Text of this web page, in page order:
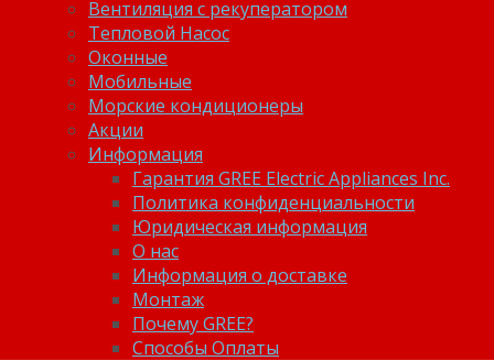
Вентиляция с рекуператором
Тепловой Насос
Оконные
Мобильные
Морские кондиционеры
Акции
Информация
Гарантия GREE Electric Appliances Inc.
Политика конфиденциальности
Юридическая информация
О нас
Информация о доставке
Монтаж
Почему GREE?
Способы Оплаты